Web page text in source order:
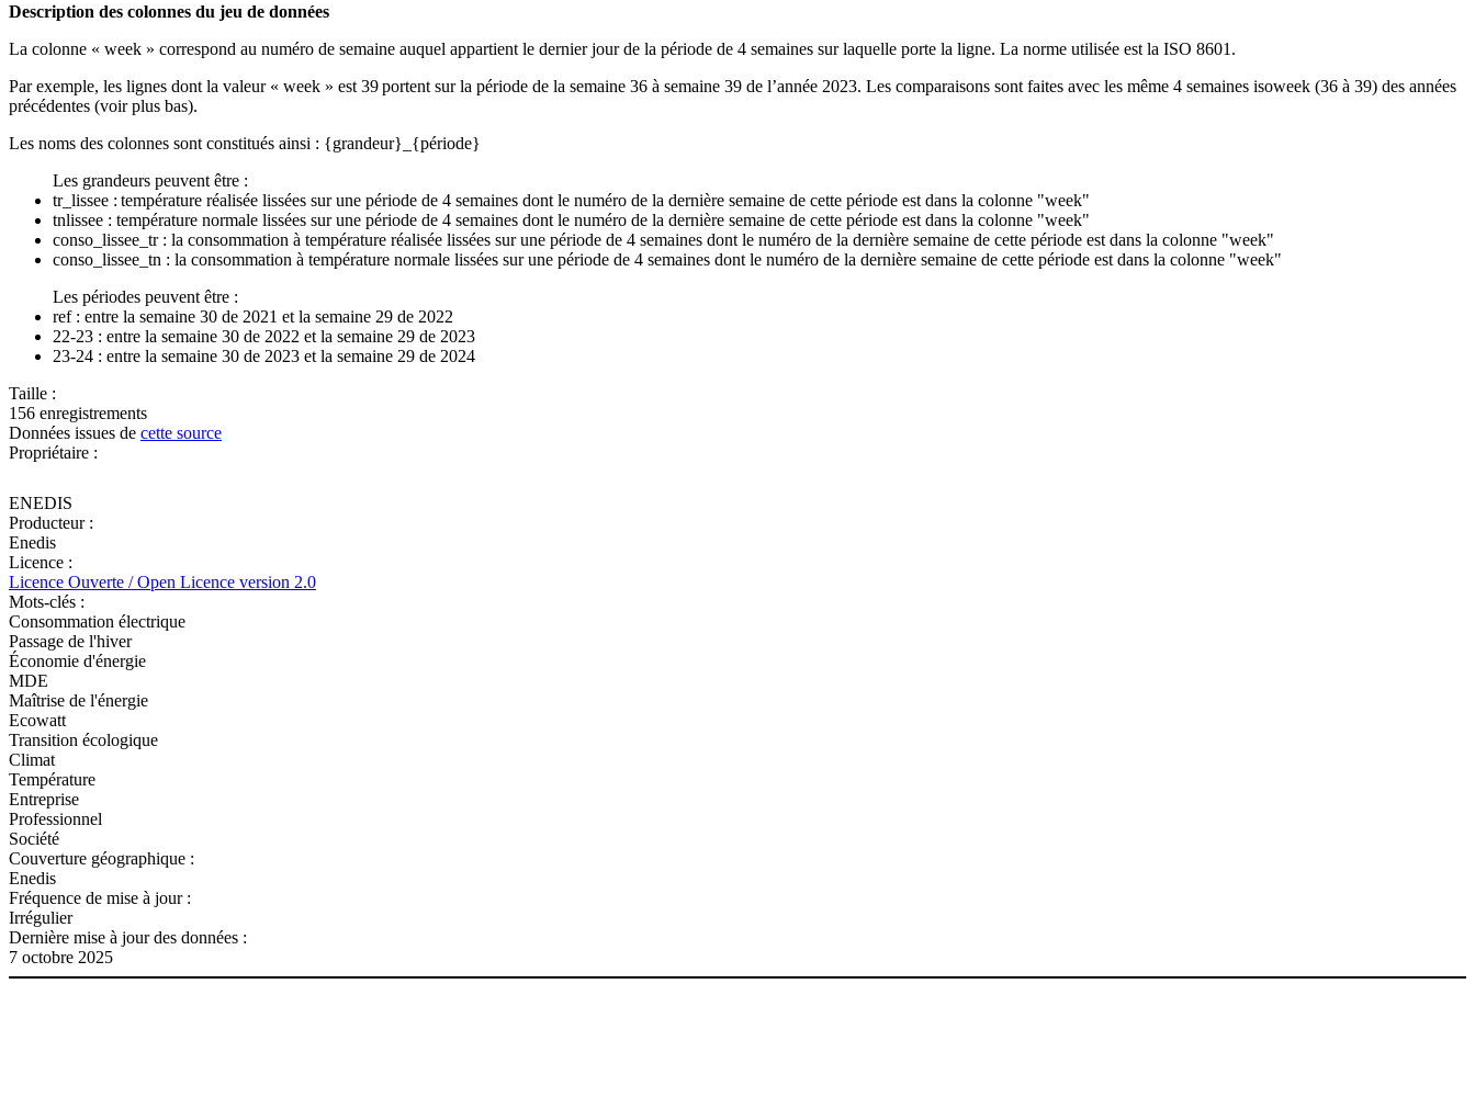
Description des colonnes du jeu de données
La colonne « week » correspond au numéro de semaine auquel appartient le dernier jour de la période de 4 semaines sur laquelle porte la ligne. La norme utilisée est la ISO 8601.
Par exemple, les lignes dont la valeur « week » est 39 portent sur la période de la semaine 36 à semaine 39 de l’année 2023. Les comparaisons sont faites avec les même 4 semaines isoweek (36 à 39) des années
précédentes (voir plus bas).
Les noms des colonnes sont constitués ainsi : {grandeur}_{période}
Les grandeurs peuvent être :
tr_lissee : température réalisée lissées sur une période de 4 semaines dont le numéro de la dernière semaine de cette période est dans la colonne "week"
tnlissee : température normale lissées sur une période de 4 semaines dont le numéro de la dernière semaine de cette période est dans la colonne "week"
conso_lissee_tr : la consommation à température réalisée lissées sur une période de 4 semaines dont le numéro de la dernière semaine de cette période est dans la colonne "week"
conso_lissee_tn : la consommation à température normale lissées sur une période de 4 semaines dont le numéro de la dernière semaine de cette période est dans la colonne "week"
Les périodes peuvent être :
ref : entre la semaine 30 de 2021 et la semaine 29 de 2022
22-23 : entre la semaine 30 de 2022 et la semaine 29 de 2023
23-24 : entre la semaine 30 de 2023 et la semaine 29 de 2024
Taille :
156 enregistrements
Données issues de cette source
Propriétaire :
ENEDIS
Producteur :
Enedis
Licence :
Licence Ouverte / Open Licence version 2.0
Mots-clés :
Consommation électrique
Passage de l'hiver
Économie d'énergie
MDE
Maîtrise de l'énergie
Ecowatt
Transition écologique
Climat
Température
Entreprise
Professionnel
Société
Couverture géographique :
Enedis
Fréquence de mise à jour :
Irrégulier
Dernière mise à jour des données :
7 octobre 2025